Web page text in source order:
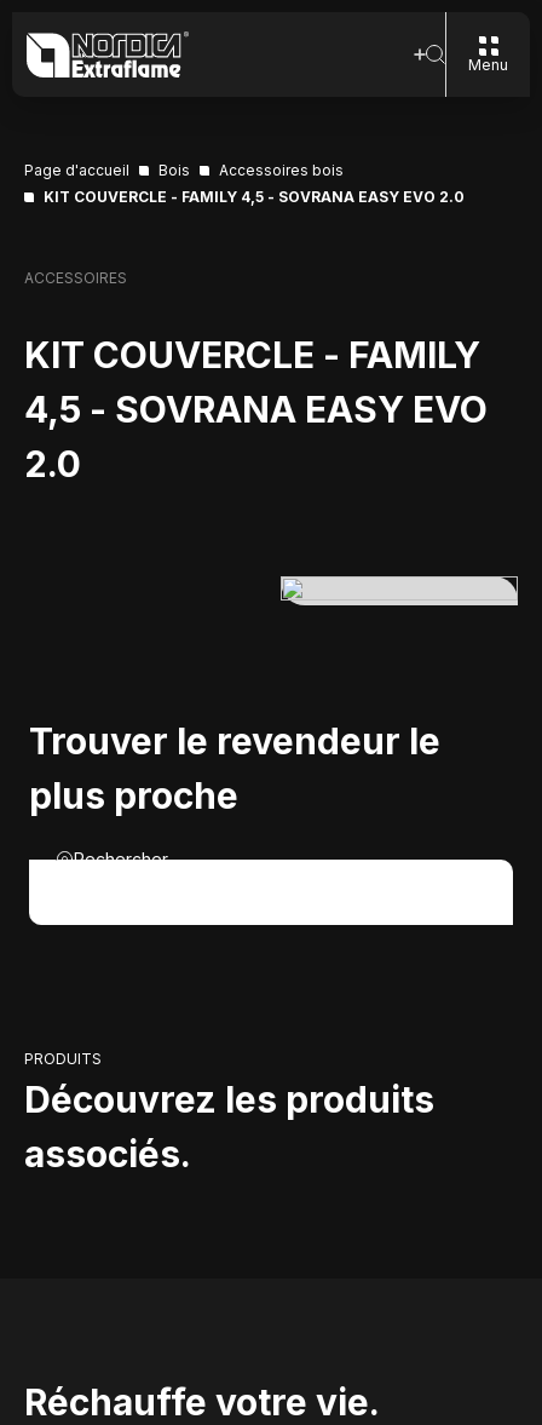
Menu
Page d'accueil Bois
Accessoires bois
KIT COUVERCLE - FAMILY 4,5 - SOVRANA EASY EVO 2.0
ACCESSOIRES
KIT COUVERCLE - FAMILY
4,5 - SOVRANA EASY EVO
2.0
Trouver le revendeur le
plus proche
Rechercher
PRODUITS
Découvrez les produits
associés.
Réchauffe votre vie.